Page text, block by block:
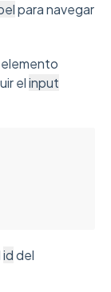
para navegar
elemento
elinput
iddel